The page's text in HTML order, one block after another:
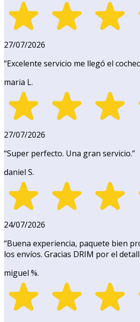
27/07/2026
“Excelente servicio me llegó el
maria L.
27/07/2026
“Super perfecto. Una gran servicio.”
daniel S.
24/07/2026
“Buena experiencia, paquete bien
los envíos. Gracias DRIM por el
miguel %.